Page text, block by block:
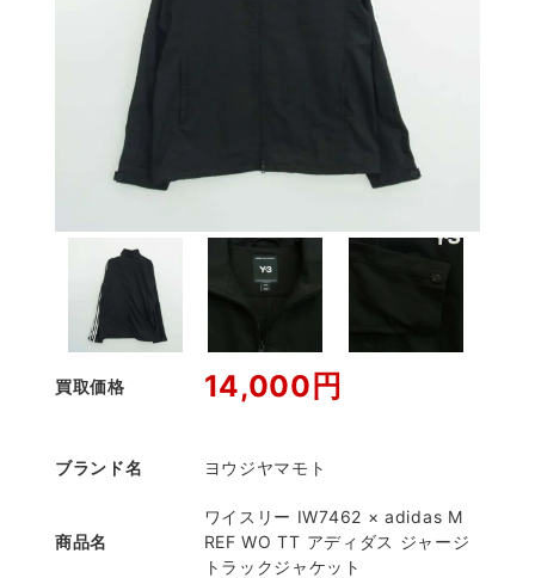
買取価格 14,000円
ブランド名 ヨウジヤマモト
商品名
ワイスリー IW7462 × adidas M
REF WO TT アディダス ジャージ
トラックジャケット